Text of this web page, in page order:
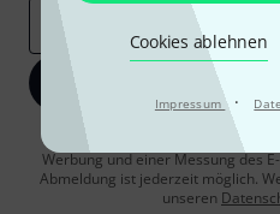
Cookies ablehnen
Impressum ·
Jetzt
Mit Klick auf „Jetzt anmelden“
Werbung und einer Messung des
Abmeldung ist jederzeit möglich.
unseren